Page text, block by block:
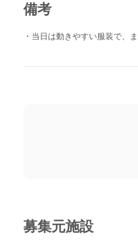
備考
・当日は動きやすい服装で、
募集元施設